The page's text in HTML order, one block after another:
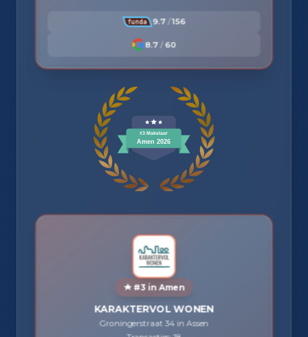
9.7 / 156
8.7 /60
#3 in Amen
KARAKTERVOL WONEN
Groningerstraat 34 in Assen